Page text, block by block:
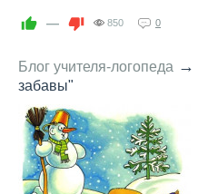
— 850 0
Блог учителя-логопеда →
забавы"